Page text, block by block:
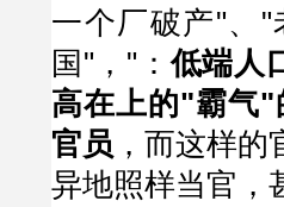
一个厂破产"、
国"，"：低端人
高在上的"霸气
官员 ，而这样
异地照样当官，